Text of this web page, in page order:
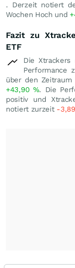
. Derzeit notiert
Wochen Hoch und
Fazit zu
ETF
Die Xtrackers
Performance
über den
+43,90 %. Die
positiv und
notiert zurzeit -